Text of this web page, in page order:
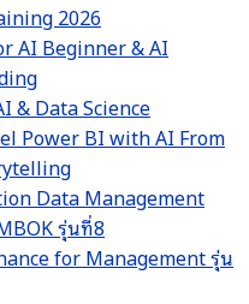
2026
AI Beginner & AI
& Data Science
Power BI with AI From
Data Management
รุ่นที่8
for Management รุ่น